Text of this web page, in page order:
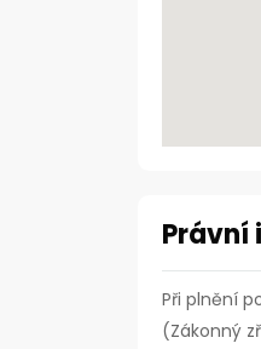
Právní
Při plnění
(Zákonný